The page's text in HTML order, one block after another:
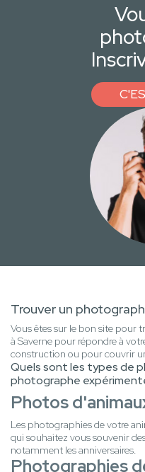
Trouver un
Vous êtes sur le bon site pour
à Saverne pour répondre à
construction ou pour couvrir
Quels sont les types de
photographe
Photos
Les photographies de votre
qui souhaitez vous souvenir
notamment les anniversaires.
Photographies